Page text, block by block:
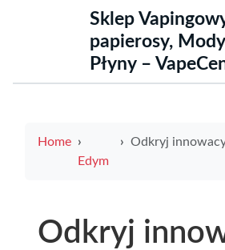
Sklep
papierosy,
Płyny –
Home
Edym
Odkryj innowacyjne akcesoria Amigo
Odkryj